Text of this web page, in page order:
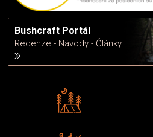
Bushcraft Portál
Recenze - Návody - Články